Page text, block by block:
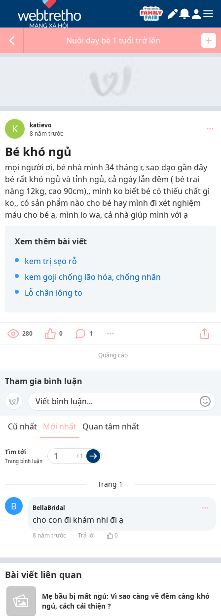
Nuôi dạy bé 1 tuổi trở lên
K
katievo
8 năm trước
Bé khó ngủ
mọi người ơi, bé nhà mình 34 tháng r, sao dạo gần đây
bé rất khó ngủ và tỉnh ngủ, cả ngày lẫn đêm ( bé trai
nặng 12kg, cao 90cm),, mình ko biết bé có thiếu chất gì
ko,, có sản phẩm nào cho bé hay mình đi xét nghiệm
máu cho bé ạ, mình lo wa, cả nhà giúp mình với ạ
Xem thêm bài viết
kem trị sẹo rỗ
kem goji chống lão hóa, chống nhăn
Lỗ chân lông to
280 0 1
Quảng cáo
Tham gia bình luận
Cũ nhất Mới nhất Quan tâm nhất
Tìm tới
Trang bình luận
/ 1
Trang 1
B BellaBridal
cho con đi khám nhi đi ạ
8 năm trước Trả lời 0
Bài viết liên quan
Mẹ bầu bị mất ngủ: Vì sao càng về đêm càng khó
ngủ, cách cải thiện ?